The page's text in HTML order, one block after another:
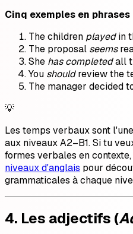
Cinq exemples en phrases
The children playedin
The proposal seems
She has completedall
You shouldreview the
The manager decided
💡
Les temps verbaux sont
aux niveaux A2–B1. Si tu
formes verbales en
niveaux d'anglais pour
grammaticales à chaque
4. Les adjectifs (